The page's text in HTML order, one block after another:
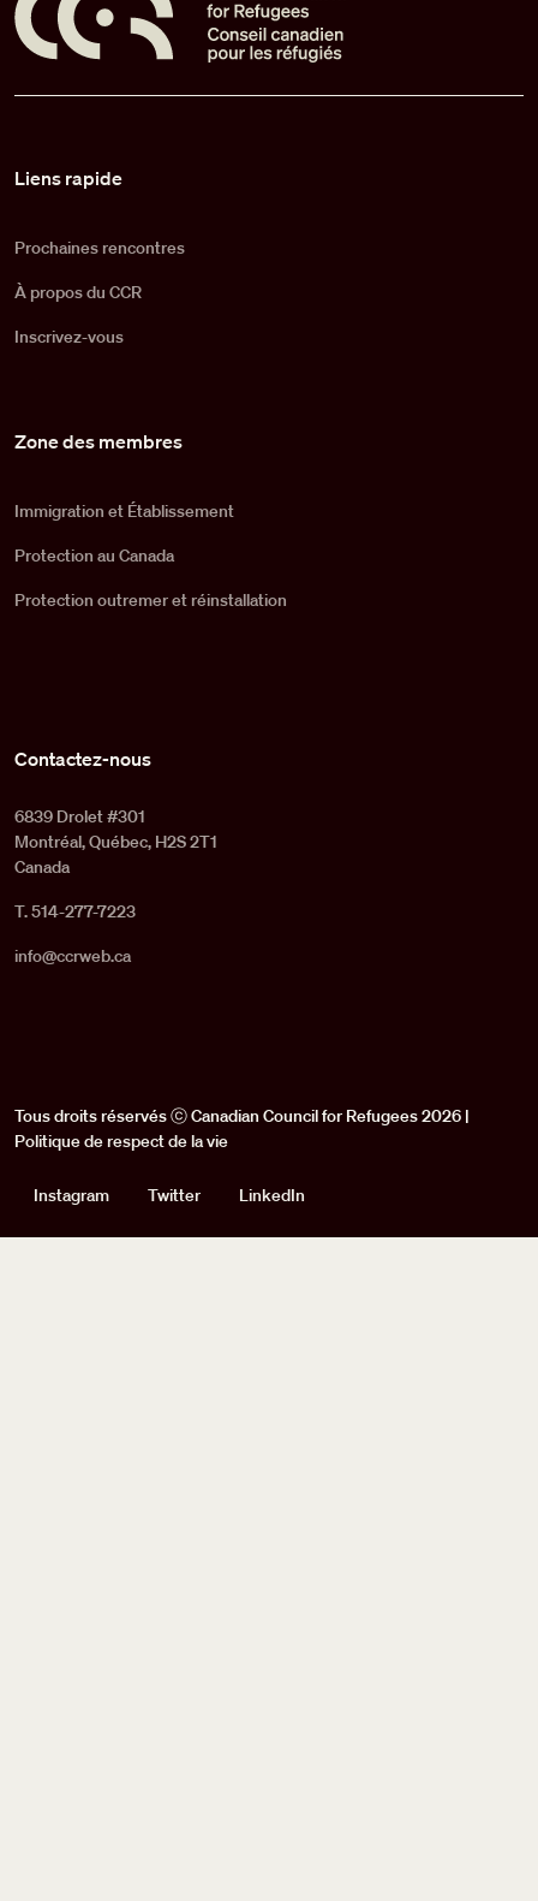
Liens rapide
Prochaines rencontres
À propos du CCR
Inscrivez-vous
Zone des membres
Immigration et Établissement
Protection au Canada
Protection outremer et réinstallation
Contactez-nous
6839 Drolet #301
Montréal, Québec, H2S 2T1
Canada
T. 514-277-7223
info@ccrweb.ca
Tous droits réservés ⓒ Canadian Council for Refugees 2026 |
Politique de respect de la vie
Social
Instagram Twitter LinkedIn